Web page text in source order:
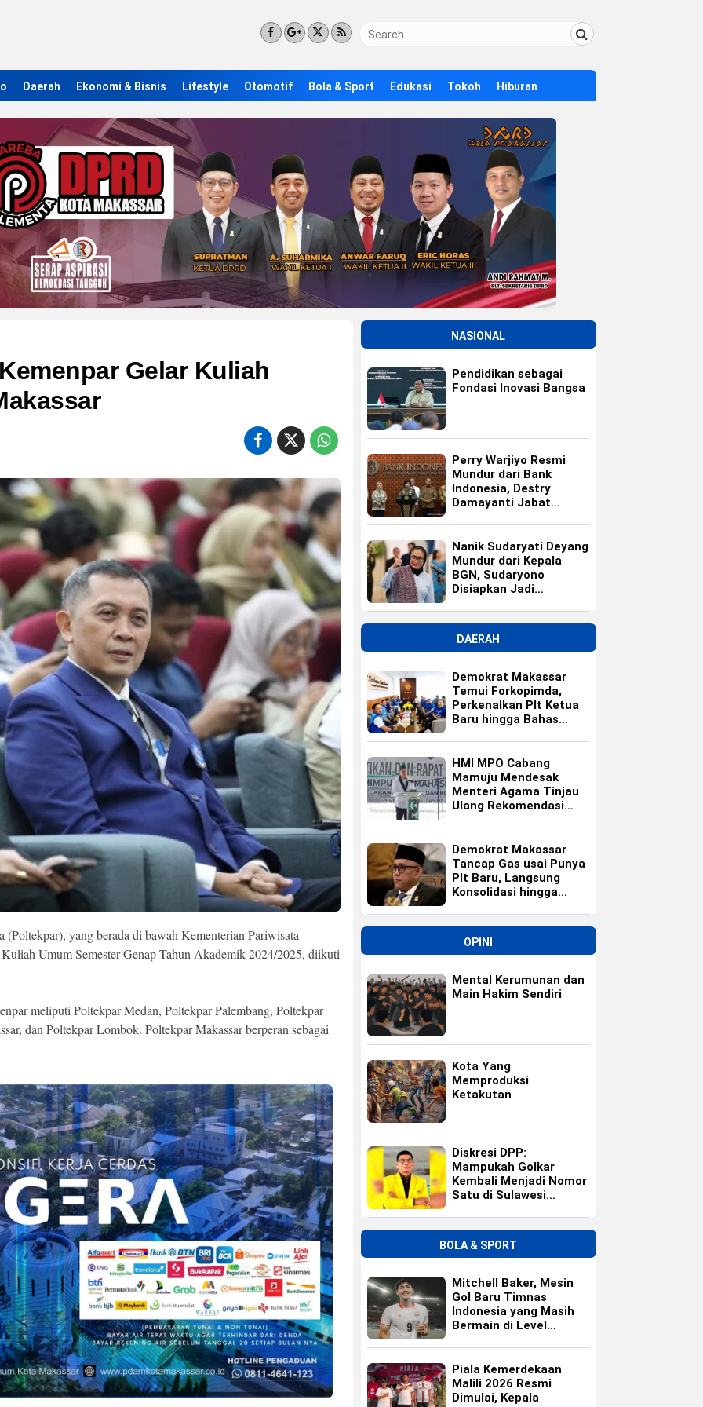
Daerah Ekonomi & Bisnis Lifestyle Otomotif Bola & Sport Edukasi Tokoh Hiburan
Gelar Kuliah
(Poltekpar), yang berada di bawah Kementerian Pariwisata
Umum Semester Genap Tahun Akademik 2024/2025, diikuti
meliputi Poltekpar Medan, Poltekpar Palembang, Poltekpar
dan Poltekpar Lombok. Poltekpar Makassar berperan sebagai
NASIONAL
Pendidikan sebagai
Fondasi Inovasi Bangsa
Perry Warjiyo Resmi
Mundur dari Bank
Indonesia, Destry
Damayanti Jabat
Nanik Sudaryati Deyang
Mundur dari Kepala
BGN, Sudaryono
Disiapkan Jadi
DAERAH
Demokrat Makassar
Temui Forkopimda,
Perkenalkan Plt Ketua
Baru hingga Bahas
HMI MPO Cabang
Mamuju Mendesak
Menteri Agama Tinjau
Ulang Rekomendasi
Demokrat Makassar
Tancap Gas usai Punya
Plt Baru, Langsung
Konsolidasi hingga
OPINI
Mental Kerumunan dan
Main Hakim Sendiri
Kota Yang
Memproduksi
Ketakutan
Diskresi DPP:
Mampukah Golkar
Kembali Menjadi Nomor
Satu di Sulawesi
BOLA & SPORT
Mitchell Baker, Mesin
Gol Baru Timnas
Indonesia yang Masih
Bermain di Level
Piala Kemerdekaan
Malili 2026 Resmi
Dimulai, Kepala